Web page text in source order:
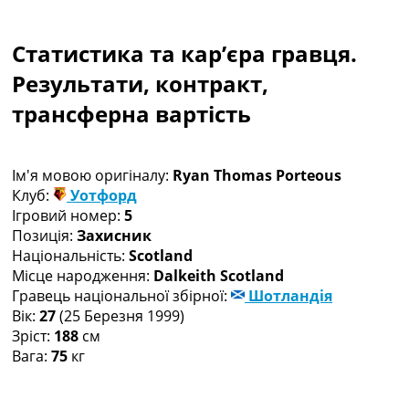
Чемпіонат Світу
Україна. Прем’єр-Ліга
Україна. Перша Ліга
Ліга Чемпіонів
Ще Турніри >>>
Таблиці
Чемпіонат Світу. Турнирні таблиці
Таблиця УПЛ
Перша Ліга
Таблиця АПЛ
Таблиця Ла Ліги
Таблиця Ліги Чемпіонів
Всі таблиці >>>
Рейтинги
Статистика та кар’єра гравця.
Результати, контракт,
трансферна вартість
Ім'я мовою оригіналу: Ryan Thomas Porteous
Клуб:
Уотфорд
Ігровий номер: 5
Позиція: Захисник
Національність: Scotland
Місце народження: Dalkeith Scotland
Гравець національної збірної:
Шотландія
Вік: 27(25 Березня 1999)
Зріст: 188 см
Вага: 75 кг